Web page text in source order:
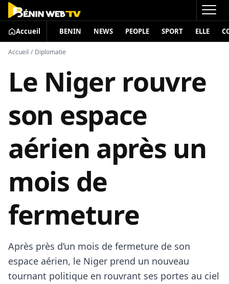
Accueil BENIN NEWS PEOPLE SPORT ELLE
Accueil / Diplomatie
Le Niger rouvre
son espace
aérien après un
mois de
fermeture
Après près d’un mois de fermeture de son
espace aérien, le Niger prend un nouveau
tournant politique en rouvrant ses portes au ciel